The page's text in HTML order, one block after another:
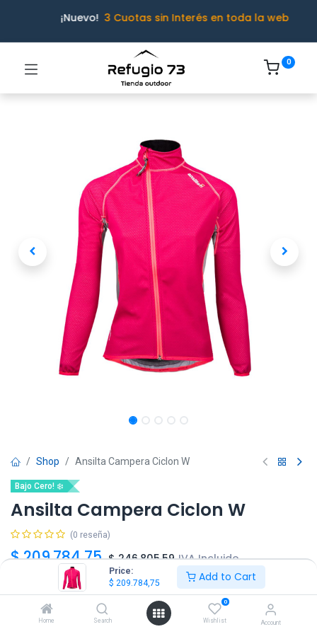
Price:
$ 209.784,75 Add to Cart
Home Search
0
Wishlist Account
¡Nuevo! 3 Cuotas sin Interés en toda la web
0
Shop Ansilta Campera Ciclon W
Bajo Cero! ❄️
Ansilta Campera Ciclon W
(0 reseña)
$209.784,75 $246.805,59 IVA Incluido
Talle